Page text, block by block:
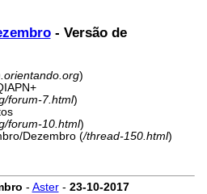
- Versão de
)
forum-7.html)
forum-10.html)
Dezembro (/thread-150.html)
- Aster- 23-10-2017